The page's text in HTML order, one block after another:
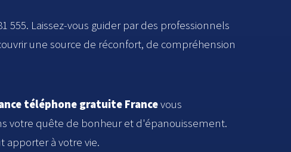
555. Laissez-vous guider par des professionnels
une source de réconfort, de compréhension
téléphone gratuite Francevous
votre quête de bonheur et d'épanouissement.
apporter à votre vie.